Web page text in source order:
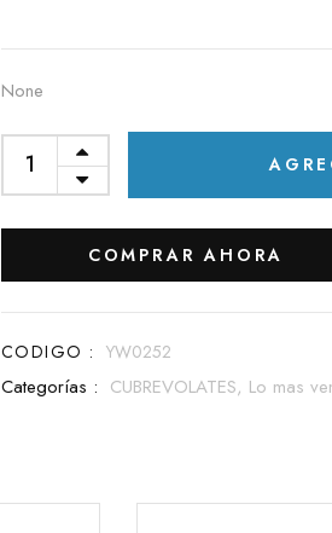
None
COMPRAR AHORA
CODIGO : YW0252
Categorías : CUBREVOLATES, Lo mas